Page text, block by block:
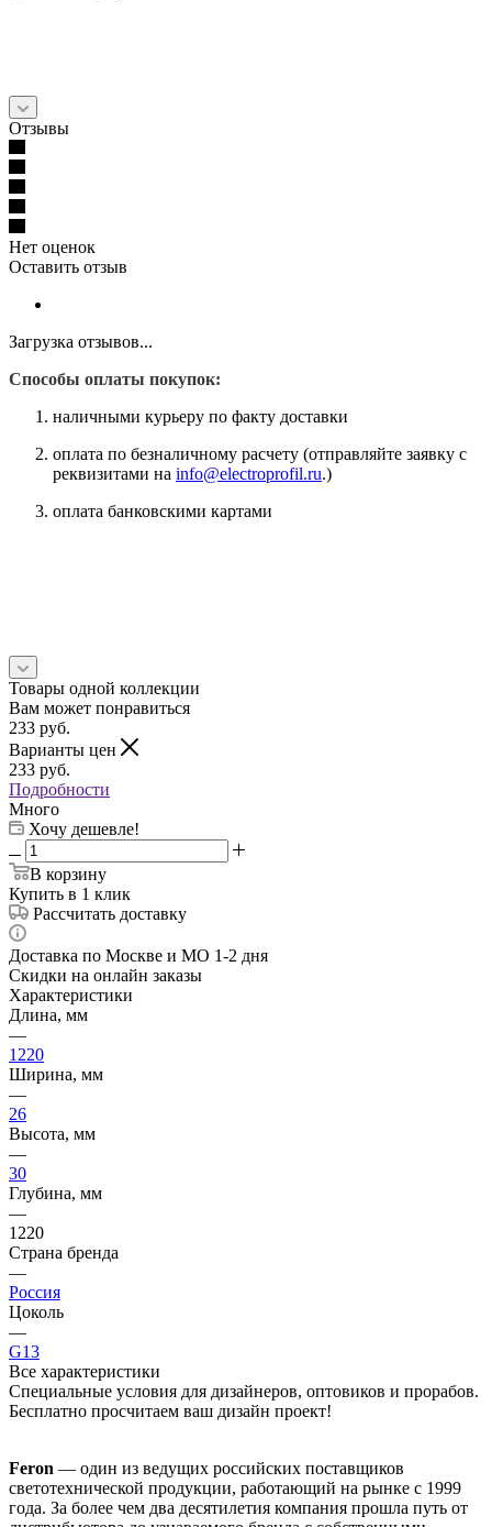
Отзывы
Нет оценок
Оставить отзыв
Загрузка отзывов...
Способы оплаты покупок:
наличными курьеру по факту доставки
оплата по безналичному расчету (отправляйте заявку с
реквизитами на info@electroprofil.ru.)
оплата банковскими картами
Товары одной коллекции
Вам может понравиться
233 руб.
Варианты цен
233 руб.
Подробности
Много
Хочу дешевле!
В корзину
Купить в 1 клик
Рассчитать доставку
Доставка по Москве и МО 1-2 дня
Скидки на онлайн заказы
Характеристики
Длина, мм
—
1220
Ширина, мм
—
26
Высота, мм
—
30
Глубина, мм
—
1220
Страна бренда
—
Россия
Цоколь
—
G13
Все характеристики
Специальные условия для дизайнеров, оптовиков и прорабов.
Бесплатно просчитаем ваш дизайн проект!
Feron — один из ведущих российских поставщиков
светотехнической продукции, работающий на рынке с 1999
года. За более чем два десятилетия компания прошла путь от